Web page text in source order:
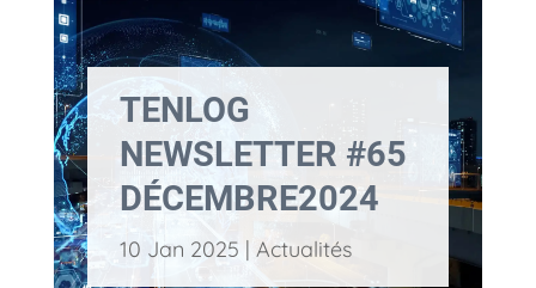
TENLOG
NEWSLETTER #65
DÉCEMBRE2024
10 Jan 2025 |Actualités